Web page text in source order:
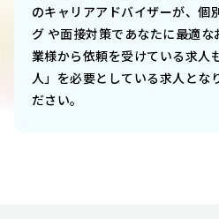
のキャリアアドバイザーが、個
グ や面接対策であなたに最適
業様から依頼を受けている求人
人」を必要としている求人とな
ださい。